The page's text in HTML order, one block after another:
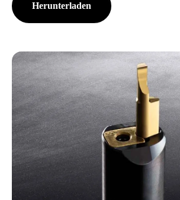
Herunterladen